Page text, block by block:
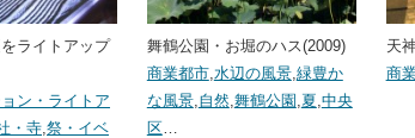
ライトアップ
ン・ライトア
・寺 祭・イベ
舞鶴公園・お堀のハス(2009)
商業都市, 水辺の風景, 緑豊か
な風景, 自然, 舞鶴公園 夏 中央
区…
天
商